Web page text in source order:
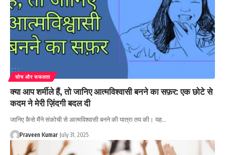
सोच और सफलता
क्या आप शर्मीले हैं, तो जानिए आत्मविश्वासी बनने का सफ़र: एक छोटे से
कदम ने मेरी ज़िंदगी बदल दी
जानिए कैसे मैंने संकोची से आत्मविश्वासी बनने की यात्रा तय की। यह…
Praveen Kumar July 31, 2025